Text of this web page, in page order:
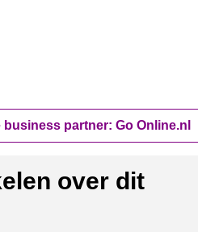
business partner: Go Online.nl
over dit